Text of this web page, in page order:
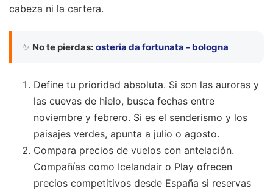
cabeza ni la cartera.
✨ No te pierdas: osteria da fortunata - bologna
Define tu prioridad absoluta. Si son las auroras y
las cuevas de hielo, busca fechas entre
noviembre y febrero. Si es el senderismo y los
paisajes verdes, apunta a julio o agosto.
Compara precios de vuelos con antelación.
Compañías como Icelandair o Play ofrecen
precios competitivos desde España si reservas